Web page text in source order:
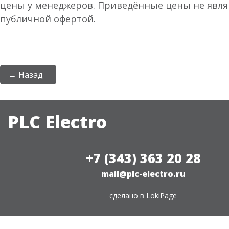
цены у менеджеров. Приведённые цены не
публичной офертой.
← Назад
PLC Electro
+7 (343) 363 20 28
mail@plc-electro.ru
сделано в LokiPage